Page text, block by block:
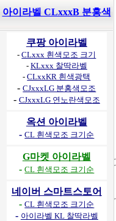
아이라벨 CLxxxB 분홍색
쿠팡 아이라벨
-CLxxx 흰색모조 크기
- KLxxx 찰딱라벨
-CLxxKR 흰색광택
-CJxxxLG 분홍색모조
- CJxxxLG 연노란색모조
옥션 아이라벨
-CL 흰색모조 크기순
G마켓 아이라벨
-CL 흰색모조 크기순
네이버 스마트스토어
-CL 흰색모조 크기순
- 아이라벨 KL 찰딱라벨